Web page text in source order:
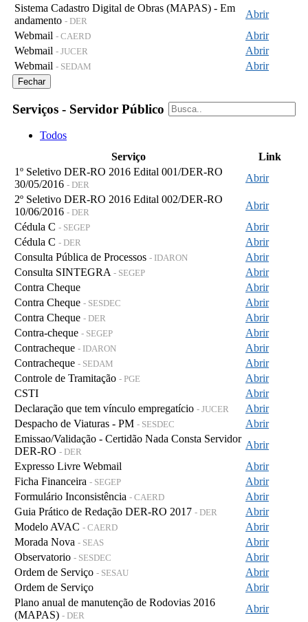
Sistema Cadastro Digital de Obras (MAPAS) - Em
andamento - DER
Abrir
Webmail - CAERD
Abrir
Webmail - JUCER
Abrir
Webmail - SEDAM Abrir
Fechar
Serviços - Servidor Público
Todos
Serviço
Link
1º Seletivo DER-RO 2016 Edital 001/DER-RO
30/05/2016 - DER
Abrir
2º Seletivo DER-RO 2016 Edital 002/DER-RO
10/06/2016 - DER
Abrir
Cédula C - SEGEP
Abrir
Cédula C - DER
Abrir
Consulta Pública de Processos - IDARON
Abrir
Consulta SINTEGRA - SEGEP
Abrir
Contra Cheque
Abrir
Contra Cheque - SESDEC
Abrir
Contra Cheque - DER
Abrir
Contra-cheque - SEGEP
Abrir
Contracheque - IDARON
Abrir
Contracheque - SEDAM
Abrir
Controle de Tramitação - PGE
Abrir
CSTI
Abrir
Declaração que tem vínculo empregatício - JUCER
Abrir
Despacho de Viaturas - PM - SESDEC
Abrir
Emissao/Validação - Certidão Nada Consta Servidor
DER-RO - DER
Abrir
Expresso Livre Webmail
Abrir
Ficha Financeira - SEGEP
Abrir
Formulário Inconsistência - CAERD
Abrir
Guia Prático de Redação DER-RO 2017 - DER
Abrir
Modelo AVAC - CAERD
Abrir
Morada Nova - SEAS
Abrir
Observatorio - SESDEC
Abrir
Ordem de Serviço - SESAU
Abrir
Ordem de Serviço
Abrir
Plano anual de manutenção de Rodovias 2016
(MAPAS) - DER
Abrir